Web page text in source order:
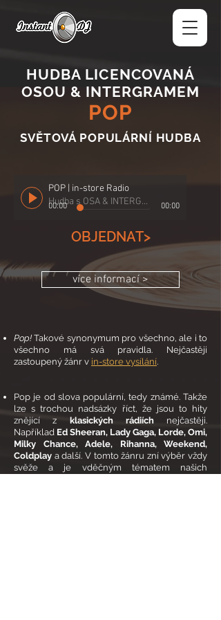
HUDBA LICENCOVANÁ
OSOU & INTERGRAMEM
POP
POP | in-store Radio
Hudba s OSA & INTERGRAM
00:00 00:00
OBJEDNAT>
více informací >
SVĚTOVÁ POPULÁRNÍ HUDBA
Pop!Takové synonymum pro všechno, ale i to
všechno má svá pravidla. Nejčastěji
zastoupený žánr v in-store vysílání.
Pop je od slova populární, tedy známé. Takže
lze s trochou nadsázky říct, že jsou to hity
znějící z klasických rádiíchnejčastěji.
Například Ed Sheeran, Lady Gaga, Lorde, Omi,
Milky Chance, Adele, Rihanna, Weekend,
Coldplay a další. V tomto žánru zní výběr vždy
svěže a je vděčným tématem našich